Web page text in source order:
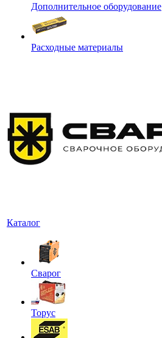
Дополнительное оборудование
Расходные материалы
Каталог
Сварог
Торус